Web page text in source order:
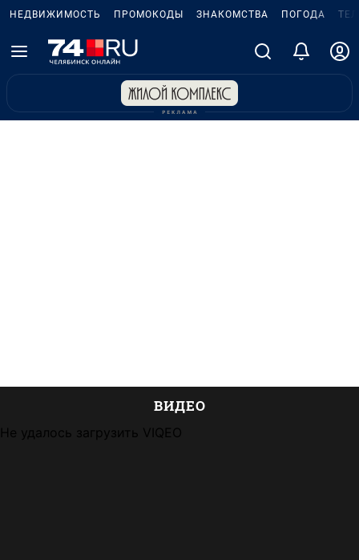
НЕДВИЖИМОСТЬ ПРОМОКОДЫ ЗНАКОМСТВА ПОГОДА
ВИДЕО
Не удалось загрузить VIQEO